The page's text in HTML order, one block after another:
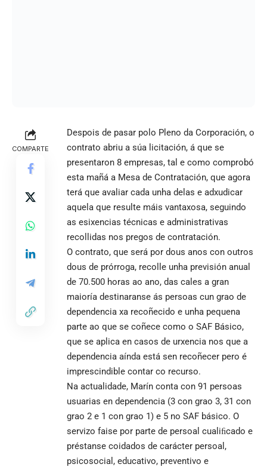
COMPARTE
Despois de pasar polo Pleno da Corporación, o
contrato abriu a súa licitación, á que se
presentaron 8 empresas, tal e como comprobó
esta mañá a Mesa de Contratación, que agora
terá que avaliar cada unha delas e adxudicar
aquela que resulte máis vantaxosa, seguindo
as esixencias técnicas e administrativas
recollidas nos pregos de contratación.
O contrato, que será por dous anos con outros
dous de prórroga, recolle unha previsión anual
de 70.500 horas ao ano, das cales a gran
maioría destinaranse ás persoas cun grao de
dependencia xa recoñecido e unha pequena
parte ao que se coñece como o SAF Básico,
que se aplica en casos de urxencia nos que a
dependencia aínda está sen recoñecer pero é
imprescindible contar co recurso.
Na actualidade, Marín conta con 91 persoas
usuarias en dependencia (3 con grao 3, 31 con
grao 2 e 1 con grao 1) e 5 no SAF básico. O
servizo faise por parte de persoal cualiﬁcado e
préstanse coidados de carácter persoal,
psicosocial, educativo, preventivo e